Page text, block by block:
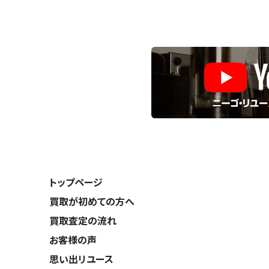
トップページ
買取が初めての方へ
買取査定の流れ
お客様の声
思い出リユース